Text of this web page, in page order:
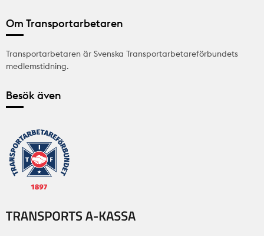
Om Transportarbetaren
Transportarbetaren är Svenska Transportarbetareförbundets
medlemstidning.
Besök även